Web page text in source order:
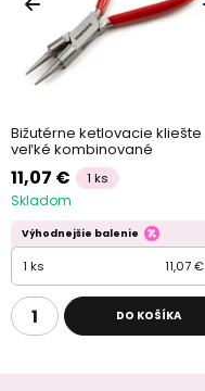
Bižutérne ketlovacie kliešte
veľké kombinované
11,07 € 1 ks
Skladom
Výhodnejšie balenie
1 ks 11,07 €
DO KOŠÍKA